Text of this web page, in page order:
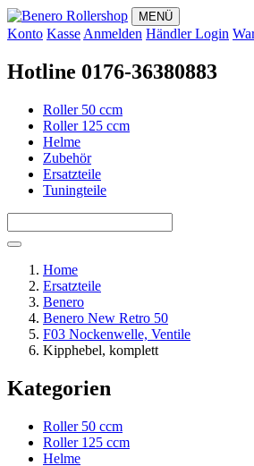
MENÜ
Konto Kasse Anmelden Händler Login
Hotline 0176-36380883
Roller 50 ccm
Roller 125 ccm
Helme
Zubehör
Ersatzteile
Tuningteile
Home
Ersatzteile
Benero
Benero New Retro 50
F03 Nockenwelle, Ventile
Kipphebel, komplett
Kategorien
Roller 50 ccm
Roller 125 ccm
Helme